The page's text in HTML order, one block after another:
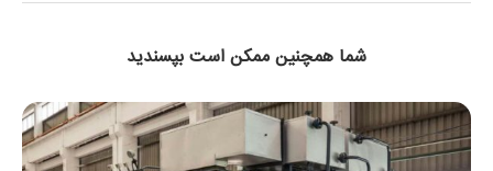
شما همچنین ممکن است بپسندید